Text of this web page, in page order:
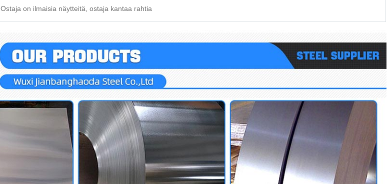
Ostaja on ilmaisia näytteitä, ostaja kantaa rahtia